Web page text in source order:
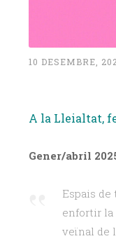
10 DESEMBRE,
A la Lleialtat,
Gener/abril
Espais
enfortir la
veïnal de